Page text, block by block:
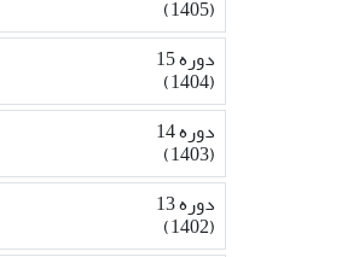
(1405)
دوره 15
(1404)
دوره 14
(1403)
دوره 13
(1402)